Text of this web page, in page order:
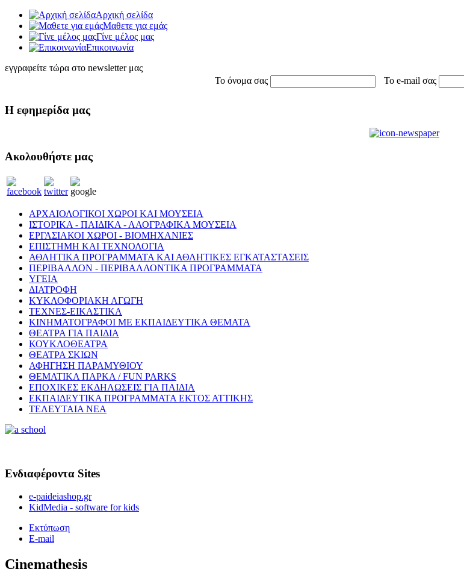
Αρχική σελίδα
Μαθετε για εμάς
Γίνε μέλος μας
Eπικοινωνία
εγγραφείτε τώρα στο newsletter μας
Το όνομα σας
Το e-mail σας
Η εφημερίδα μας
Ακολουθήστε μας
ΑΡΧΑΙΟΛΟΓΙΚΟΙ ΧΩΡΟΙ ΚΑΙ ΜΟΥΣΕΙΑ
ΙΣΤΟΡΙΚΑ - ΠΑΙΔΙΚΑ - ΛΑΟΓΡΑΦΙΚΑ ΜΟΥΣΕΙΑ
ΕΡΓΑΣΙΑΚΟΙ ΧΩΡΟΙ - ΒΙΟΜΗΧΑΝΙΕΣ
ΕΠΙΣΤΗΜΗ ΚΑΙ ΤΕΧΝΟΛΟΓΙΑ
ΑΘΛΗΤΙΚΑ ΠΡΟΓΡΑΜΜΑΤΑ ΚΑΙ ΑΘΛΗΤΙΚΕΣ ΕΓΚΑΤΑΣΤΑΣΕΙΣ
ΠΕΡΙΒΑΛΛΟΝ - ΠΕΡΙΒΑΛΛΟΝΤΙΚΑ ΠΡΟΓΡΑΜΜΑΤΑ
ΥΓΕΙΑ
ΔΙΑΤΡΟΦΗ
ΚΥΚΛΟΦΟΡΙΑΚΗ ΑΓΩΓΗ
ΤΕΧΝΕΣ-ΕΙΚΑΣΤΙΚΑ
ΚΙΝΗΜΑΤΟΓΡΑΦΟΙ ΜΕ ΕΚΠΑΙΔΕΥΤΙΚΑ ΘΕΜΑΤΑ
ΘΕΑΤΡΑ ΓΙΑ ΠΑΙΔΙΑ
ΚΟΥΚΛΟΘΕΑΤΡΑ
ΘΕΑΤΡΑ ΣΚΙΩΝ
ΑΦΗΓΗΣΗ ΠΑΡΑΜΥΘΙΟΥ
ΘΕΜΑΤΙΚΑ ΠΑΡΚΑ / FUN PARKS
ΕΠΟΧΙΚΕΣ ΕΚΔΗΛΩΣΕΙΣ ΓΙΑ ΠΑΙΔΙΑ
ΕΚΠΑΙΔΕΥΤΙΚΑ ΠΡΟΓΡΑΜΜΑΤΑ ΕΚΤΟΣ ΑΤΤΙΚΗΣ
ΤΕΛΕΥΤΑΙΑ ΝΕΑ
Ενδιαφέροντα Sites
e-paideiashop.gr
KidMedia - software for kids
Εκτύπωση
E-mail
Cinemathesis